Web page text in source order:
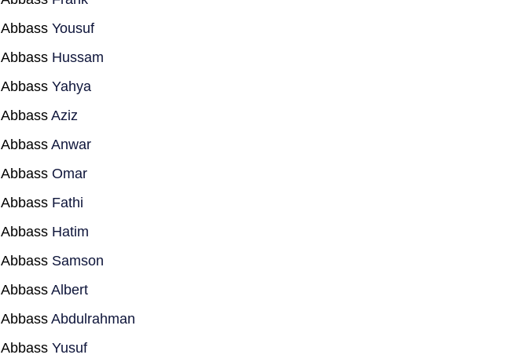
AbbassYousuf
Abbass Hussam
AbbassYahya
AbbassAziz
AbbassAnwar
AbbassOmar
Abbass Fathi
Abbass Hatim
Abbass Samson
AbbassAlbert
AbbassAbdulrahman
AbbassYusuf